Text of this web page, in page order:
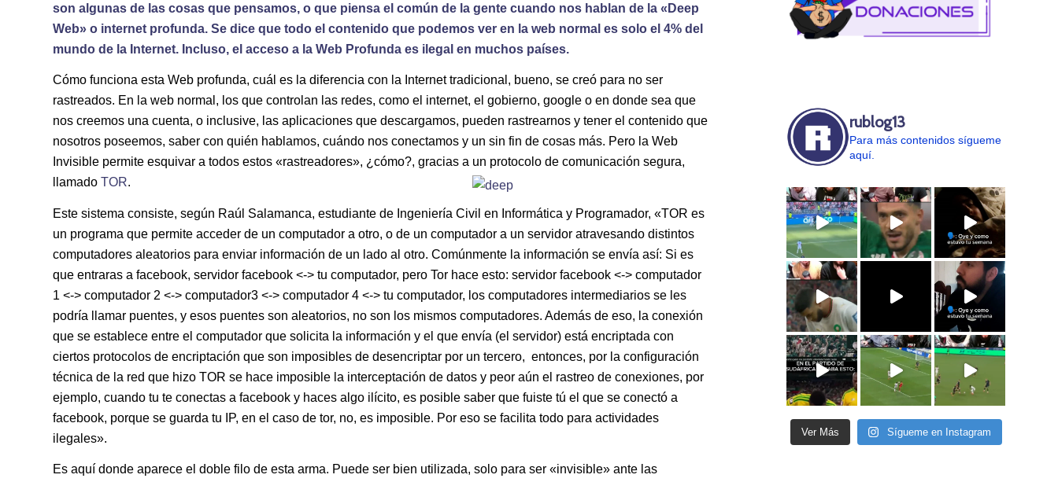
son algunas de las cosas que pensamos, o que piensa el común de la gente cuando nos hablan de la «Deep
Web» o internet profunda. Se dice que todo el contenido que podemos ver en la web normal es solo el 4% del
mundo de la Internet. Incluso, el acceso a la Web Profunda es ilegal en muchos países.
Cómo funciona esta Web profunda, cuál es la diferencia con la Internet tradicional, bueno, se creó para no ser
rastreados. En la web normal, los que controlan las redes, como el internet, el gobierno, google o en donde sea que
nos creemos una cuenta, o inclusive, las aplicaciones que descargamos, pueden rastrearnos y tener el contenido que
nosotros poseemos, saber con quién hablamos, cuándo nos conectamos y un sin fin de cosas más. Pero la Web
Invisible permite esquivar a todos estos «rastreadores», ¿cómo?, gracias a un protocolo de comunicación segura,
llamado TOR.
Este sistema consiste, según Raúl Salamanca, estudiante de Ingeniería Civil en Informática y Programador, «TOR es
un programa que permite acceder de un computador a otro, o de un computador a un servidor atravesando distintos
computadores aleatorios para enviar información de un lado al otro. Comúnmente la información se envía así: Si es
que entraras a facebook, servidor facebook <-> tu computador, pero Tor hace esto: servidor facebook <-> computador
1 <-> computador 2 <-> computador3 <-> computador 4 <-> tu computador, los computadores intermediarios se les
podría llamar puentes, y esos puentes son aleatorios, no son los mismos computadores. Además de eso, la conexión
que se establece entre el computador que solicita la información y el que envía (el servidor) está encriptada con
ciertos protocolos de encriptación que son imposibles de desencriptar por un tercero, entonces, por la configuración
técnica de la red que hizo TOR se hace imposible la interceptación de datos y peor aún el rastreo de conexiones, por
ejemplo, cuando tu te conectas a facebook y haces algo ilícito, es posible saber que fuiste tú el que se conectó a
facebook, porque se guarda tu IP, en el caso de tor, no, es imposible. Por eso se facilita todo para actividades
ilegales».
Es aquí donde aparece el doble filo de esta arma. Puede ser bien utilizada, solo para ser «invisible» ante las
rublog13
Para más contenidos sígueme
aquí.
Ver Más Sígueme en Instagram